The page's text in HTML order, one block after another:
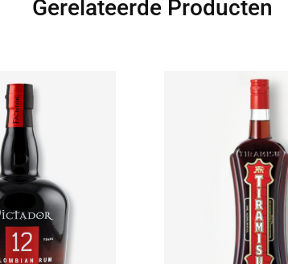
Gerelateerde Producten